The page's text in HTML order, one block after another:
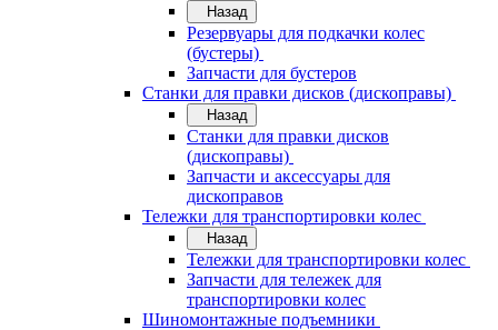
Назад
Резервуары для подкачки колес
(бустеры)
Запчасти для бустеров
Станки для правки дисков (дископравы)
Назад
Станки для правки дисков
(дископравы)
Запчасти и аксессуары для
дископравов
Тележки для транспортировки колес
Назад
Тележки для транспортировки колес
Запчасти для тележек для
транспортировки колес
Шиномонтажные подъемники